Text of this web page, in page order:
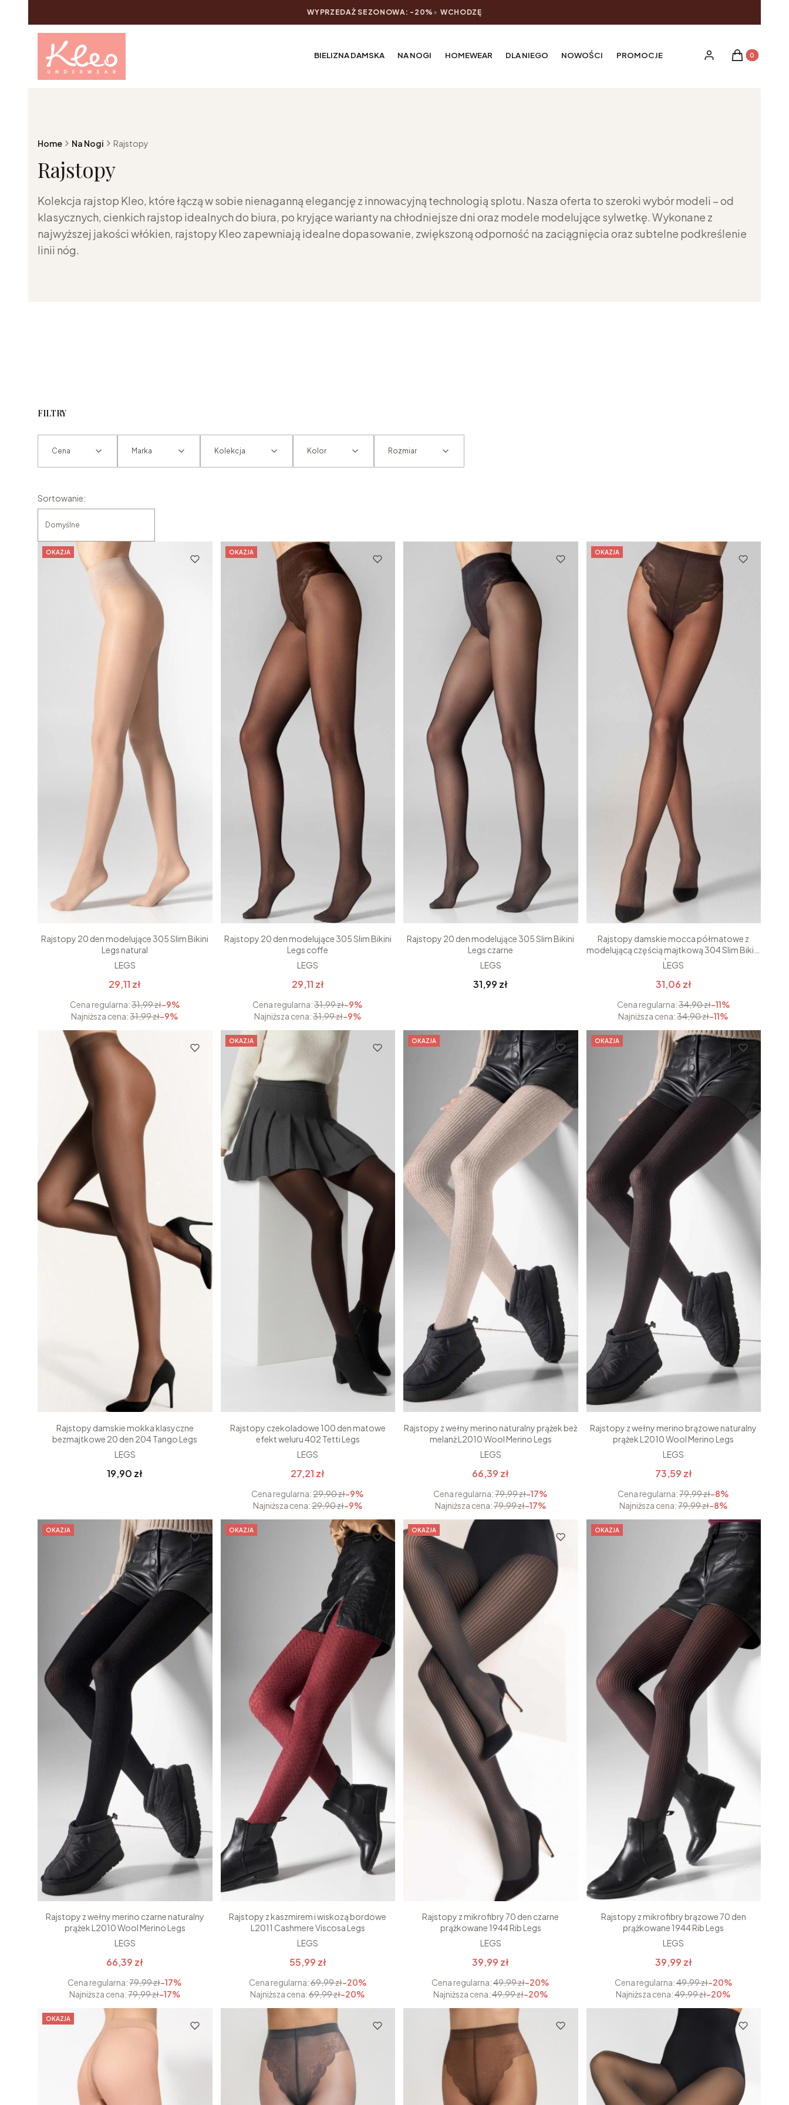
WYPRZEDAŻ SEZONOWA: -20% • WCHODZĘ
BIELIZNA DAMSKA NA NOGI HOMEWEAR DLA NIEGO NOWOŚCI PROMOCJE Zaloguj sięProdukty w
Koszyk
Home Na Nogi Rajstopy
Rajstopy
Kolekcja rajstop Kleo, które łączą w sobie nienaganną elegancję z innowacyjną technologią splotu. Nasza oferta to szeroki wybór modeli – od
klasycznych, cienkich rajstop idealnych do biura, po kryjące warianty na chłodniejsze dni oraz modele modelujące sylwetkę. Wykonane z
najwyższej jakości włókien, rajstopy Kleo zapewniają idealne dopasowanie, zwiększoną odporność na zaciągnięcia oraz subtelne podkreślenie
linii nóg.
FILTRY
Cena Marka Kolekcja Kolor Rozmiar
Lista produktów
Sortowanie:
Domyślne
OKAZJA
Rajstopy 20 den modelujące 305 Slim Bikini
Legs natural
LEGS
29,11 zł
Cena regularna:31,99 zł-9%
Najniższa cena:31,99 zł-9%
OKAZJA
Rajstopy 20 den modelujące 305 Slim Bikini
Legs coffe
LEGS
29,11 zł
Cena regularna:31,99 zł-9%
Najniższa cena:31,99 zł-9%
Rajstopy 20 den modelujące 305 Slim Bikini
Legs czarne
LEGS
Cena
31,99 zł
OKAZJA
Rajstopy damskie mocca półmatowe z
modelującą częścią majtkową 304 Slim Bikini
Legs
LEGS
31,06 zł
Cena regularna:34,90 zł-11%
Najniższa cena:34,90 zł-11%
Rajstopy damskie mokka klasyczne
bezmajtkowe 20 den 204 Tango Legs
LEGS
Cena
19,90 zł
OKAZJA
Rajstopy czekoladowe 100 den matowe
efekt weluru 402 Tetti Legs
LEGS
27,21 zł
Cena regularna:29,90 zł-9%
Najniższa cena:29,90 zł-9%
OKAZJA
Rajstopy z wełny merino naturalny prążek beż
melanż L2010 Wool Merino Legs
LEGS
66,39 zł
Cena regularna:79,99 zł-17%
Najniższa cena:79,99 zł-17%
OKAZJA
Rajstopy z wełny merino brązowe naturalny
prążek L2010 Wool Merino Legs
LEGS
73,59 zł
Cena regularna:79,99 zł-8%
Najniższa cena:79,99 zł-8%
OKAZJA
Rajstopy z wełny merino czarne naturalny
prążek L2010 Wool Merino Legs
LEGS
66,39 zł
Cena regularna:79,99 zł-17%
Najniższa cena:79,99 zł-17%
OKAZJA
Rajstopy z kaszmirem i wiskozą bordowe
L2011 Cashmere Viscosa Legs
LEGS
55,99 zł
Cena regularna:69,99 zł-20%
Najniższa cena:69,99 zł-20%
OKAZJA
Rajstopy z mikrofibry 70 den czarne
prążkowane 1944 Rib Legs
LEGS
39,99 zł
Cena regularna:49,99 zł-20%
Najniższa cena:49,99 zł-20%
OKAZJA
Rajstopy z mikrofibry brązowe 70 den
prążkowane 1944 Rib Legs
LEGS
39,99 zł
Cena regularna:49,99 zł-20%
Najniższa cena:49,99 zł-20%
OKAZJA